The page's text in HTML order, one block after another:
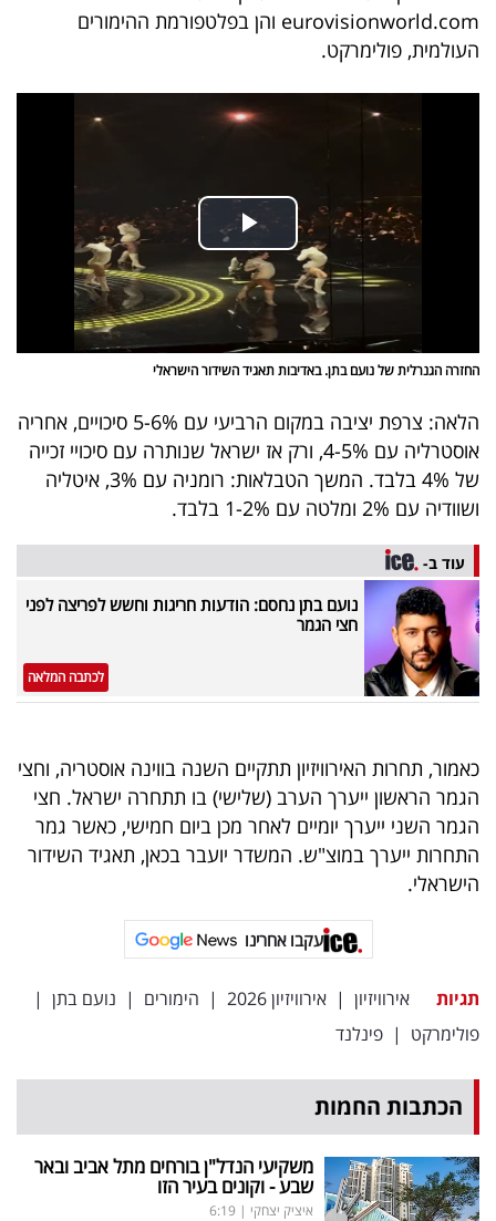
eurovisionworld.com והן בפלטפורמת ההימורים
העולמית, פולימרקט.
החזרה הגנרלית של נועם בתן. באדיבות תאגיד השידור הישראלי
הלאה: צרפת יציבה במקום הרביעי עם 5-6% סיכויים, אחריה
אוסטרליה עם 4-5%, ורק אז ישראל שנותרה עם סיכויי זכייה
של 4% בלבד. המשך הטבלאות: רומניה עם 3%, איטליה
ושוודיה עם 2% ומלטה עם 1-2% בלבד.
עוד ב-
נועם בתן נחסם: הודעות חריגות וחשש לפריצה לפני
חצי הגמר
לכתבה המלאה
כאמור, תחרות האירוויזיון תתקיים השנה בווינה אוסטריה, וחצי
הגמר הראשון ייערך הערב (שלישי) בו תתחרה ישראל. חצי
הגמר השני ייערך יומיים לאחר מכן ביום חמישי, כאשר גמר
התחרות ייערך במוצ"ש. המשדר יועבר בכאן, תאגיד השידור
הישראלי.
עקבו אחרינו
תגיות אירוויזיון | אירוויזיון 2026 | הימורים | נועם בתן |
פולימרקט | פינלנד
הכתבות החמות
משקיעי הנדל"ן בורחים מתל אביב ובאר
שבע - וקונים בעיר הזו
איציק יצחקי |
6:19